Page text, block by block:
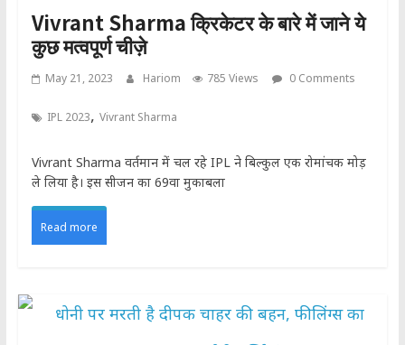
Vivrant Sharma क्रिकेटर के बारे में जाने ये
कुछ मत्वपूर्ण चीज़े
May 21, 2023 Hariom 785 Views 0 Comments
IPL 2023, Vivrant Sharma
Vivrant Sharma वर्तमान में चल रहे IPL ने बिल्कुल एक रोमांचक मोड़
ले लिया है। इस सीजन का 69वा मुकाबला
Read more